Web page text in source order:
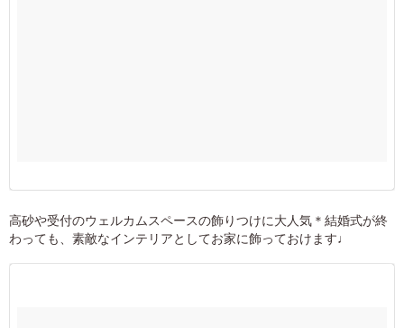
高砂や受付のウェルカムスペースの飾りつけに大人気＊結婚式が終
わっても、素敵なインテリアとしてお家に飾っておけます♩